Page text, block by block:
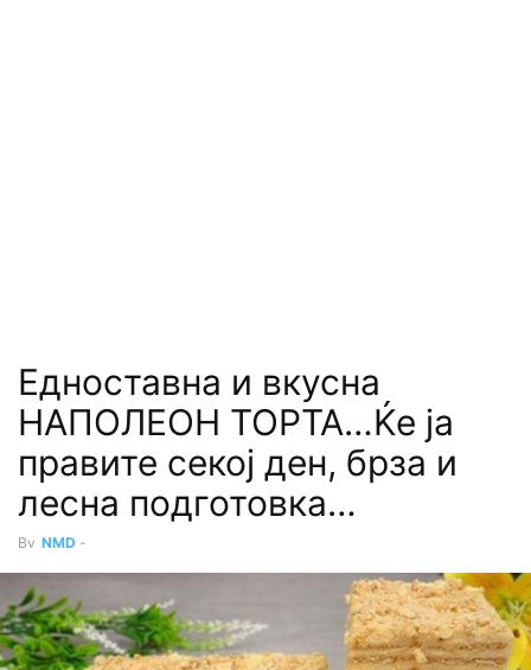
Едноставна и вкусна
НАПОЛЕОН ТОРТА…Ќе ја
правите секој ден, брза и
лесна подготовка…
By NMD -